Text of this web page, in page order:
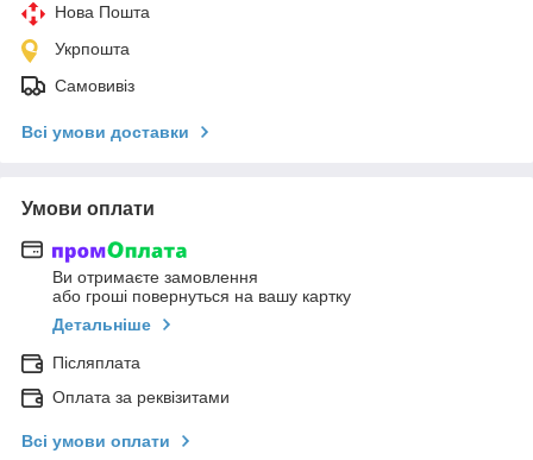
Нова Пошта
Укрпошта
Самовивіз
Всі умови доставки
Умови оплати
Ви отримаєте замовлення
або гроші повернуться на вашу картку
Детальніше
Післяплата
Оплата за реквізитами
Всі умови оплати